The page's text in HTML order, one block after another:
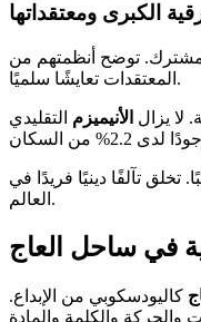
الكبرى ومعتقداتها
توضح أنظمتهم من
المعتقدات تعايشًا سلميًا.
لا يزال الأنيميزم التقليدي
تخلق تآلفًا دينيًا فريدًا في
العالم.
في ساحل العاج
كاليودسكوبي من الإبداع.